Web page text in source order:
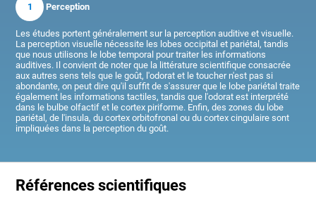
1 Perception
Les études portent généralement sur la perception auditive et visuelle.
La perception visuelle nécessite les lobes occipital et pariétal, tandis
que nous utilisons le lobe temporal pour traiter les informations
auditives. Il convient de noter que la littérature scientifique consacrée
aux autres sens tels que le goût, l'odorat et le toucher n'est pas si
abondante, on peut dire qu'il suffit de s'assurer que le lobe pariétal traite
également les informations tactiles, tandis que l'odorat est interprété
dans le bulbe olfactif et le cortex piriforme. Enfin, des zones du lobe
pariétal, de l'insula, du cortex orbitofronal ou du cortex cingulaire sont
impliquées dans la perception du goût.
Références scientifiques